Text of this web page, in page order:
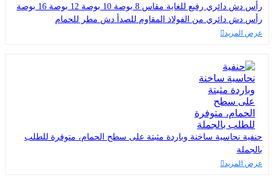
رأس دش دائري رفيع للغاية مقاس 8 بوصة 10 بوصة 12 بوصة 16 بوصة
رأس دش دائري من الفولاذ المقاوم للصدأ دش مطر للحمام
عرض المزيد
حنفية نحاسية ساخنة وباردة مثبتة على سطح الحمام، متوفرة للطلب
بالجملة
عرض المزيد